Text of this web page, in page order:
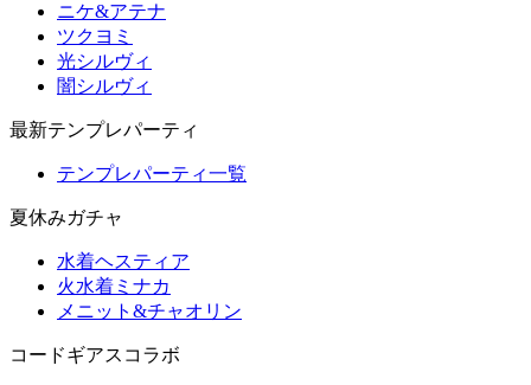
ニケ&アテナ
ツクヨミ
光シルヴィ
闇シルヴィ
最新テンプレパーティ
テンプレパーティ一覧
夏休みガチャ
水着ヘスティア
火水着ミナカ
メニット&チャオリン
コードギアスコラボ